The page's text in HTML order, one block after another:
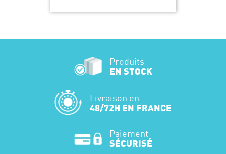
Produits
EN STOCK
Livraison en
48/72H EN FRANCE
Paiement
SÉCURISÉ